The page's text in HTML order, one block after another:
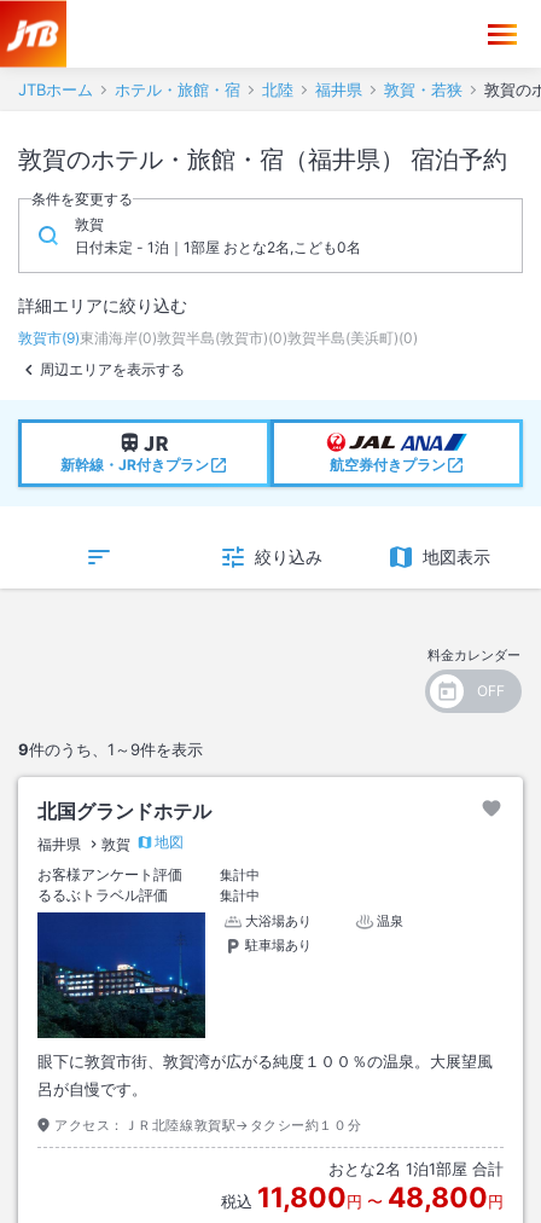
JTBホーム ホテル・旅館・宿 北陸 福井県 敦賀・若狭 敦賀の
敦賀のホテル・旅館・宿（福井県） 宿泊予約
条件を変更する
敦賀
日付未定 - 1泊｜1部屋 おとな2名,こども0名
詳細エリアに絞り込む
敦賀市(9)東浦海岸(0)敦賀半島(敦賀市)(0)敦賀半島(美浜町)(0)
周辺エリアを表示する
新幹線・JR付きプラン 航空券付きプラン
絞り込み 地図表示
料金カレンダー
9件のうち、 1～9件を表示
北国グランドホテル
福井県 敦賀
地図
お客様アンケート評価
集計中
るるぶトラベル評価
集計中
大浴場あり
温泉
駐車場あり
眼下に敦賀市街、敦賀湾が広がる純度１００％の温泉。大展望風
呂が自慢です。
アクセス： ＪＲ北陸線敦賀駅→タクシー約１０分
おとな2名 1泊1部屋 合計
税込 11,800円 〜 48,800円